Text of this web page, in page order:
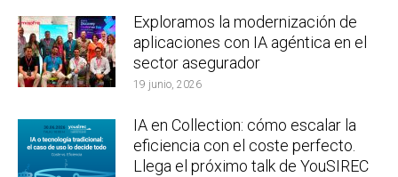
Exploramos la modernización de
aplicaciones con IA agéntica en el
sector asegurador
19 junio, 2026
IA en Collection: cómo escalar la
eficiencia con el coste perfecto.
Llega el próximo talk de YouSIREC